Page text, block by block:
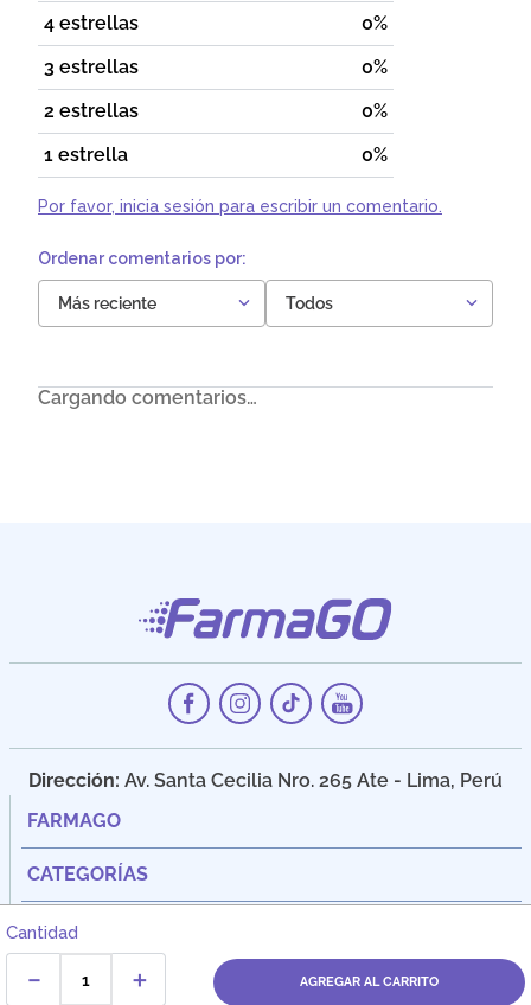
Cantidad
＋
－ AGREGAR AL CARRITO
4 estrellas
0%
3 estrellas
0%
2 estrellas
0%
1 estrella
0%
Por favor, inicia sesión para escribir un comentario.
Más reciente Todos
Cargando comentarios…
Dirección: Av. Santa Cecilia Nro. 265 Ate - Lima, Perú
FARMAGO
CATEGORÍAS
ASISTENCIA
OTROS ENLACES